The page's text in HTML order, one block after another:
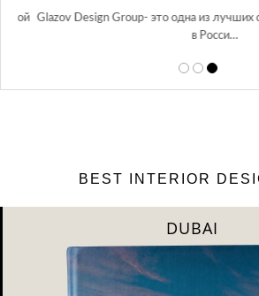
Glazov Design Group- это одна из лучших
в Росси…
BEST INTERIOR
DUBAI